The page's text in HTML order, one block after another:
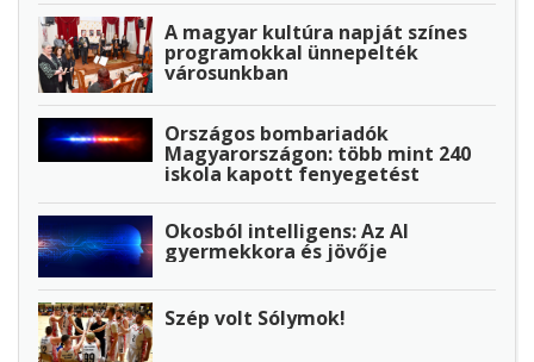
A magyar kultúra napját színes
programokkal ünnepelték
városunkban
Országos bombariadók
Magyarországon: több mint 240
iskola kapott fenyegetést
Okosból intelligens: Az AI
gyermekkora és jövője
Szép volt Sólymok!